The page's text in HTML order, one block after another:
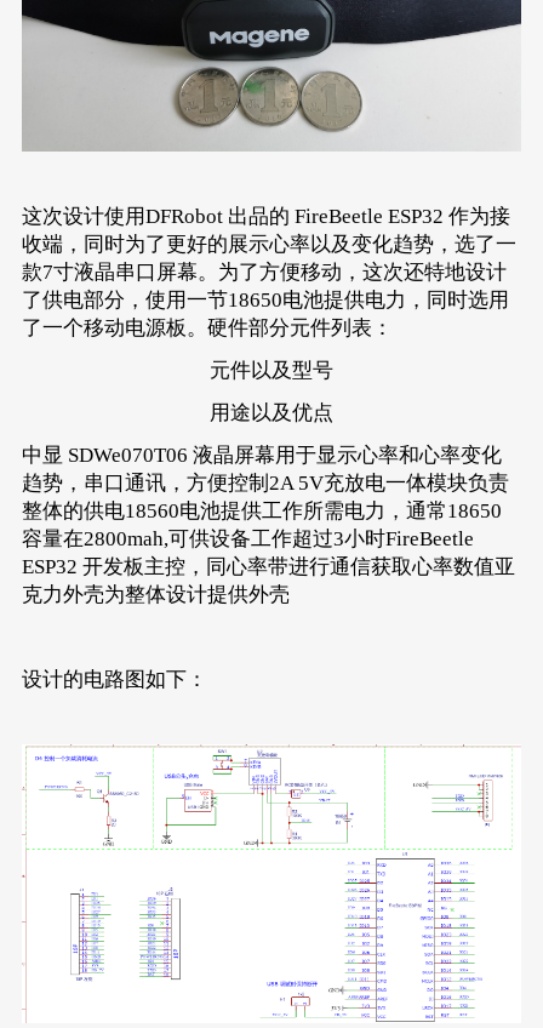
这次设计使用DFRobot 出品的 FireBeetle ESP32 作为接
收端，同时为了更好的展示心率以及变化趋势，选了一
款7寸液晶串口屏幕。为了方便移动，这次还特地设计
了供电部分，使用一节18650电池提供电力，同时选用
了一个移动电源板。硬件部分元件列表：
元件以及型号
用途以及优点
中显 SDWe070T06 液晶屏幕用于显示心率和心率变化
趋势，串口通讯，方便控制2A 5V充放电一体模块负责
整体的供电18560电池提供工作所需电力，通常18650
容量在2800mah,可供设备工作超过3小时FireBeetle
ESP32 开发板主控，同心率带进行通信获取心率数值亚
克力外壳为整体设计提供外壳
设计的电路图如下：